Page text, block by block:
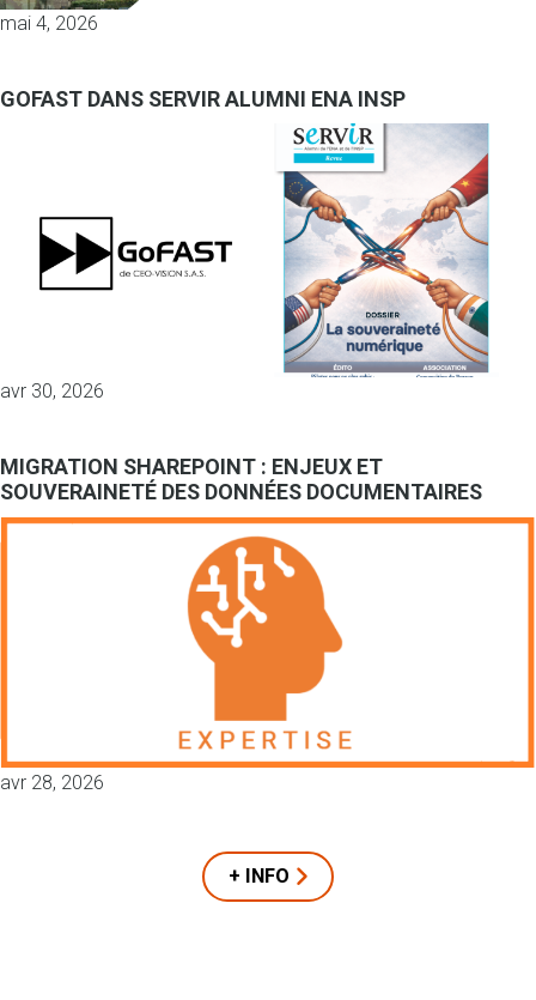
mai 4, 2026
GOFAST DANS SERVIR ALUMNI ENA INSP
avr 30, 2026
MIGRATION SHAREPOINT : ENJEUX ET
SOUVERAINETÉ DES DONNÉES DOCUMENTAIRES
avr 28, 2026
+ INFO